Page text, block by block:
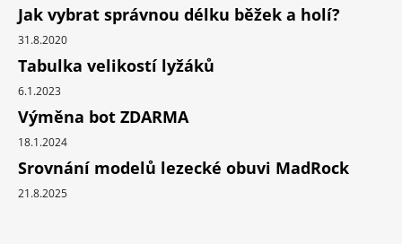
Jak vybrat správnou délku běžek a holí?
31.8.2020
Tabulka velikostí lyžáků
6.1.2023
Výměna bot ZDARMA
18.1.2024
Srovnání modelů lezecké obuvi MadRock
21.8.2025